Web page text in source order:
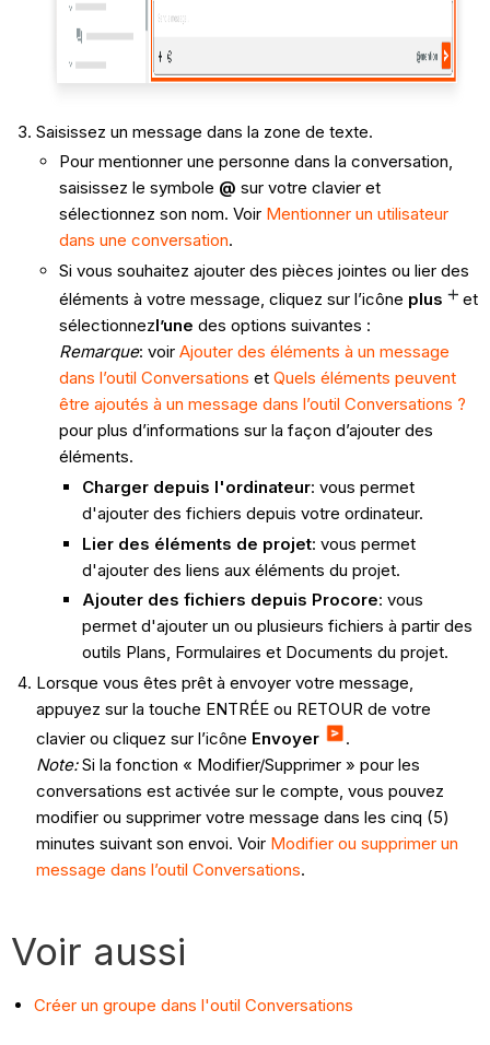
Saisissez un message dans la zone de texte.
Pour mentionner une personne dans la conversation,
saisissez le symbole @ sur votre clavier et
sélectionnez son nom. Voir Mentionner un utilisateur
dans une conversation.
Si vous souhaitez ajouter des pièces jointes ou lier des
éléments à votre message, cliquez sur l’icône plus
et
sélectionnezl’une des options suivantes :
Remarque: voir Ajouter des éléments à un message
dans l’outil Conversations et Quels éléments peuvent
être ajoutés à un message dans l’outil Conversations ?
pour plus d’informations sur la façon d’ajouter des
éléments.
Charger depuis l'ordinateur: vous permet
d'ajouter des fichiers depuis votre ordinateur.
Lier des éléments de projet: vous permet
d'ajouter des liens aux éléments du projet.
Ajouter des fichiers depuis Procore: vous
permet d'ajouter un ou plusieurs fichiers à partir des
outils Plans, Formulaires et Documents du projet.
Lorsque vous êtes prêt à envoyer votre message,
appuyez sur la touche ENTRÉE ou RETOUR de votre
clavier ou cliquez sur l’icône Envoyer
.
Note:Si la fonction « Modifier/Supprimer » pour les
conversations est activée sur le compte, vous pouvez
modifier ou supprimer votre message dans les cinq (5)
minutes suivant son envoi. Voir Modifier ou supprimer un
message dans l’outil Conversations.
Voir aussi
Créer un groupe dans l'outil Conversations